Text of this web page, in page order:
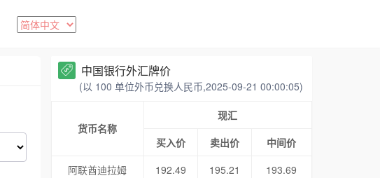
中国银行外汇牌价
(以 100 单位外币兑换人民币,2025-09-21 00:00:05)
货币名称
现汇
买入价
卖出价
中间价
阿联酋迪拉姆
192.49 195.21
193.69